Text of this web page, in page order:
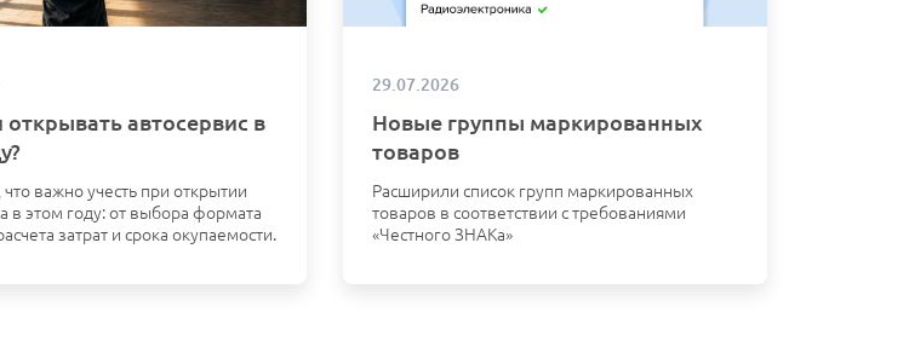
открывать автосервис в
важно учесть при открытии
в этом году: от выбора формата
затрат и срока окупаемости.
29.07.2026
Новые группы маркированных
товаров
Расширили список групп маркированных
товаров в соответствии с требованиями
«Честного ЗНАКа»